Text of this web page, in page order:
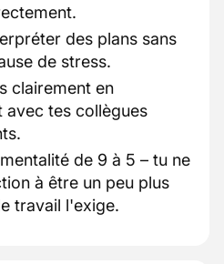
des plans sans
de stress.
clairement en
avec tes collègues
de 9 à 5 – tu ne
à être un peu plus
travail l'exige.